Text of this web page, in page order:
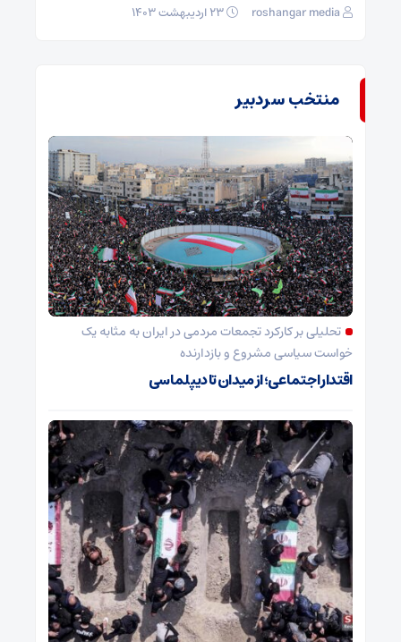
roshangar media
منتخب سردبیر
تحلیلی بر کارکرد تجمعات مردمی در ایران به مثابه یک
خواست سیاسی مشروع و بازدارنده
اقتدار اجتماعی؛ از میدان تا دیپلماسی